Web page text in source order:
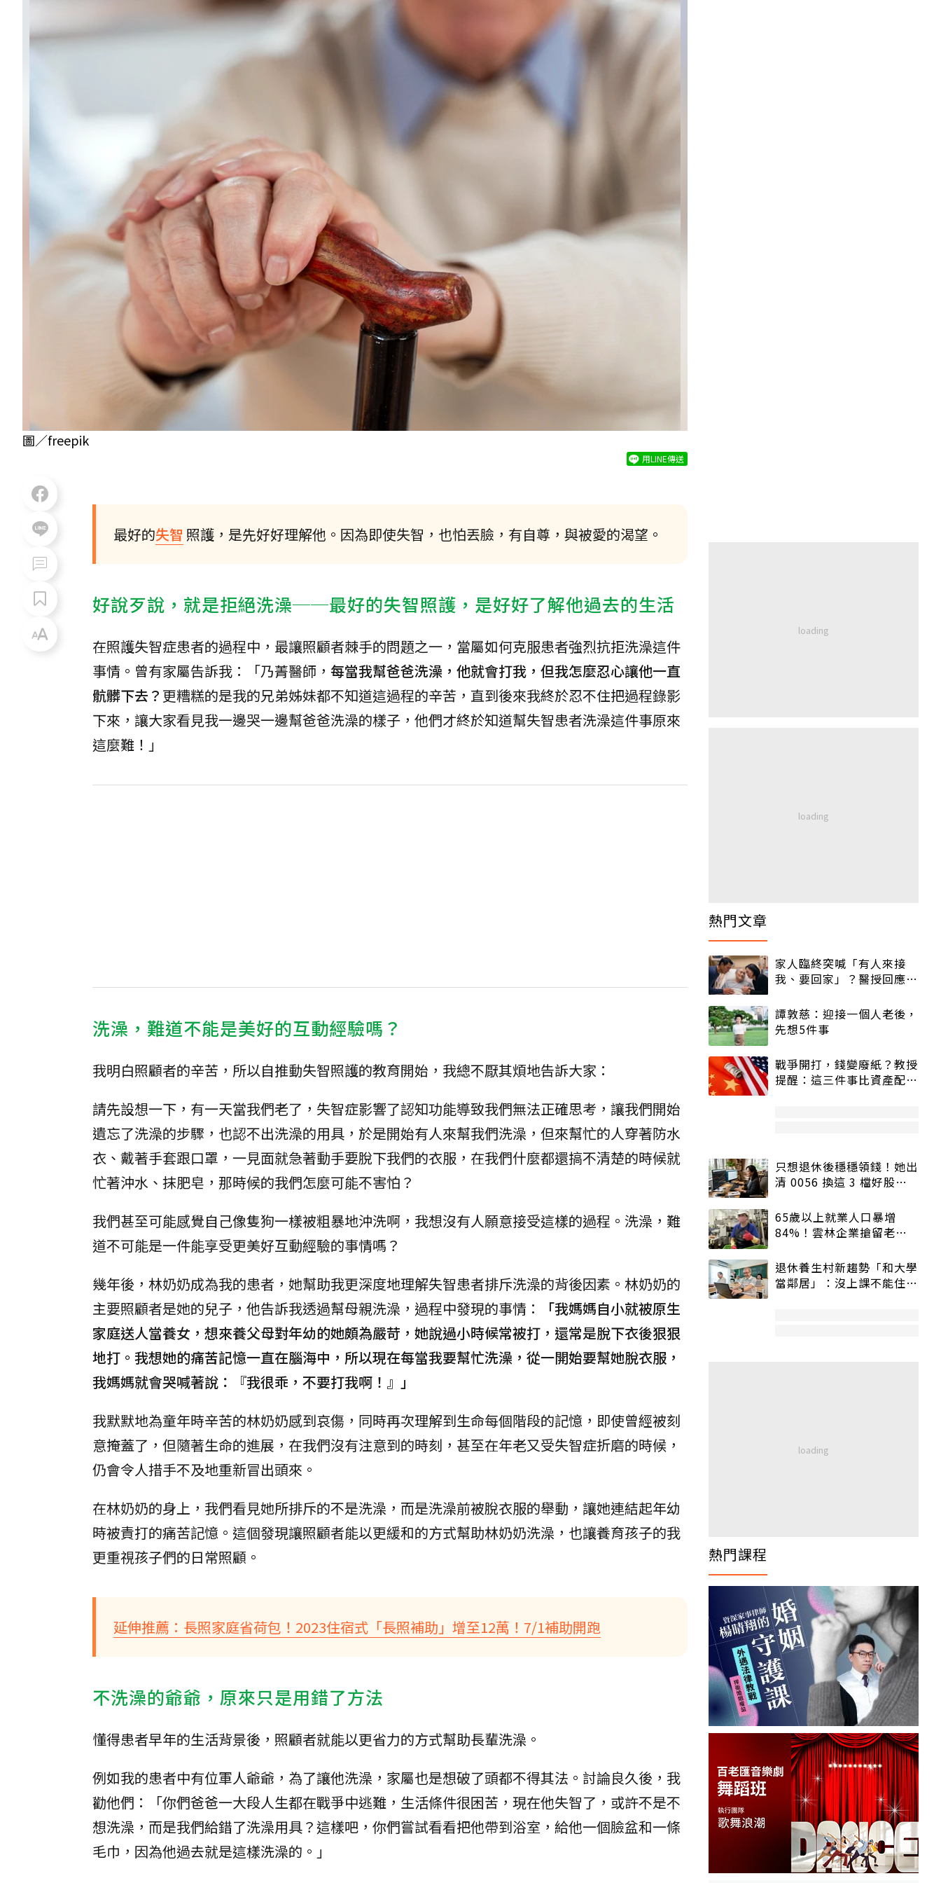
圖／freepik
用LINE傳送
最好的失智 照護，是先好好理解他。因為即使失智，也怕丟臉，有自尊，與被愛的渴望。
好說歹說，就是拒絕洗澡──最好的失智照護，是好好了解他過去的生活
在照護失智症患者的過程中，最讓照顧者棘手的問題之一，當屬如何克服患者強烈抗拒洗澡這件
事情。曾有家屬告訴我：「乃菁醫師， 每當我幫爸爸洗澡，他就會打我，但我怎麼忍心讓他一直
骯髒下去？ 更糟糕的是我的兄弟姊妹都不知道這過程的辛苦，直到後來我終於忍不住把過程錄影
下來，讓大家看見我一邊哭一邊幫爸爸洗澡的樣子，他們才終於知道幫失智患者洗澡這件事原來
這麼難！」
洗澡，難道不能是美好的互動經驗嗎？
我明白照顧者的辛苦，所以自推動失智照護的教育開始，我總不厭其煩地告訴大家：
請先設想一下，有一天當我們老了，失智症影響了認知功能導致我們無法正確思考，讓我們開始
遺忘了洗澡的步驟，也認不出洗澡的用具，於是開始有人來幫我們洗澡，但來幫忙的人穿著防水
衣、戴著手套跟口罩，一見面就急著動手要脫下我們的衣服，在我們什麼都還搞不清楚的時候就
忙著沖水、抹肥皂，那時候的我們怎麼可能不害怕？
我們甚至可能感覺自己像隻狗一樣被粗暴地沖洗啊，我想沒有人願意接受這樣的過程。洗澡，難
道不可能是一件能享受更美好互動經驗的事情嗎？
幾年後，林奶奶成為我的患者，她幫助我更深度地理解失智患者排斥洗澡的背後因素。林奶奶的
主要照顧者是她的兒子，他告訴我透過幫母親洗澡，過程中發現的事情：
「我媽媽自小就被原生
家庭送人當養女，想來養父母對年幼的她頗為嚴苛，她說過小時候常被打，還常是脫下衣後狠狠
地打。我想她的痛苦記憶一直在腦海中，所以現在每當我要幫忙洗澡，從一開始要幫她脫衣服，
我媽媽就會哭喊著說：『我很乖，不要打我啊！』」
我默默地為童年時辛苦的林奶奶感到哀傷，同時再次理解到生命每個階段的記憶，即使曾經被刻
意掩蓋了，但隨著生命的進展，在我們沒有注意到的時刻，甚至在年老又受失智症折磨的時候，
仍會令人措手不及地重新冒出頭來。
在林奶奶的身上，我們看見她所排斥的不是洗澡，而是洗澡前被脫衣服的舉動，讓她連結起年幼
時被責打的痛苦記憶。這個發現讓照顧者能以更緩和的方式幫助林奶奶洗澡，也讓養育孩子的我
更重視孩子們的日常照顧。
延伸推薦：長照家庭省荷包！2023住宿式「長照補助」增至12萬！7/1補助開跑
不洗澡的爺爺，原來只是用錯了方法
懂得患者早年的生活背景後，照顧者就能以更省力的方式幫助長輩洗澡。
例如我的患者中有位軍人爺爺，為了讓他洗澡，家屬也是想破了頭都不得其法。討論良久後，我
勸他們：「你們爸爸一大段人生都在戰爭中逃難，生活條件很困苦，現在他失智了，或許不是不
想洗澡，而是我們給錯了洗澡用具？這樣吧，你們嘗試看看把他帶到浴室，給他一個臉盆和一條
毛巾，因為他過去就是這樣洗澡的。」
熱門文章
家人臨終突喊「有人來接
我、要回家」？醫授回應方
譚敦慈：迎接一個人老後，
先想5件事
戰爭開打，錢變廢紙？教授
提醒：這三件事比資產配置
只想退休後穩穩領錢！她出
清 0056 換這 3 檔好股：
65歲以上就業人口暴增
84%！雲林企業搶留老員
退休養生村新趨勢「和大學
當鄰居」：沒上課不能住、
熱門課程